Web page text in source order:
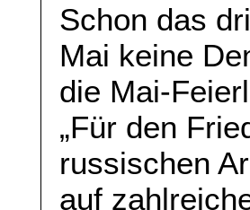
Schon das
Mai keine
die Mai-
„Für den
russischen
auf